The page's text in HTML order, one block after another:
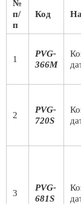
№
п/
п
Код
1
PVG-
366M
2
PVG-
720S
3
PVG-
681S